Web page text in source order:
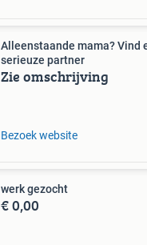
Alleenstaande mama? Vind
serieuze partner
Zie omschrijving
Bezoek website
werk gezocht
€ 0,00